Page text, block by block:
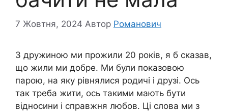
7 Жовтня, 2024 Автор Романович
З дружиною ми прожили 20 років, я б сказав,
що жили ми добре. Ми були показовою
парою, на яку рівнялися родичі і друзі. Ось
так треба жити, ось такими мають бути
відносини і справжня любов. Ці слова ми з